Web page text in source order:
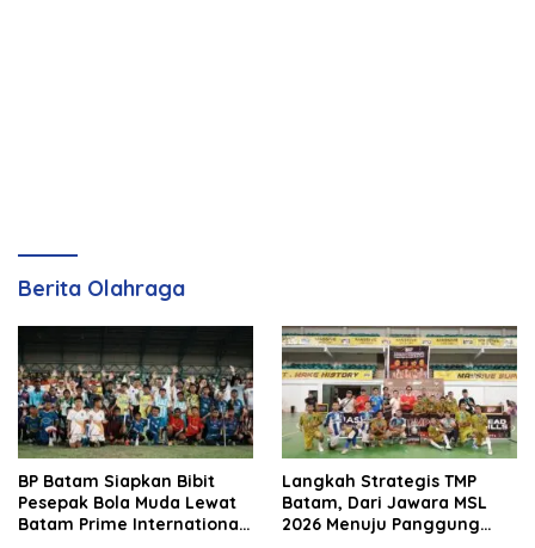
Berita Olahraga
BP Batam Siapkan Bibit
Pesepak Bola Muda Lewat
Batam Prime International
Langkah Strategis TMP
Batam, Dari Jawara MSL
2026 Menuju Panggung